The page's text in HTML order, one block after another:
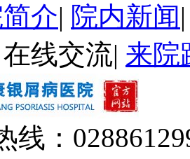
介| 院内新闻
在线交流| 来院
线：